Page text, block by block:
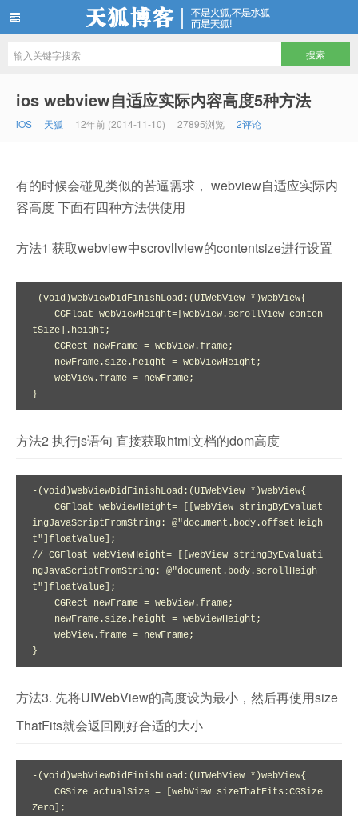
ios webview自适应实际内容高度5种方法
iOS 天狐 12年前 (2014-11-10) 27895浏览 2评论
有的时候会碰见类似的苦逼需求， webview自适应实际内
容高度 下面有四种方法供使用
方法1 获取webview中scrovllview的contentsize进行设置
-(void)webViewDidFinishLoad:(UIWebView *)webView{
tSize].height;
}
方法2 执行js语句 直接获取html文档的dom高度
-(void)webViewDidFinishLoad:(UIWebView *)webView{
ingJavaScriptFromString: @"document.body.offsetHeigh
t"]floatValue];
// CGFloat webViewHeight= [[webView stringByEvaluati
ngJavaScriptFromString: @"document.body.scrollHeigh
t"]floatValue];
}
方法3. 先将UIWebView的高度设为最小，然后再使用size
ThatFits就会返回刚好合适的大小
-(void)webViewDidFinishLoad:(UIWebView *)webView{
Zero];